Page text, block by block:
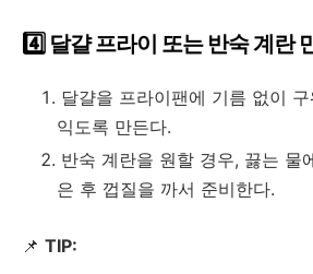
4️⃣ 달걀 프라이 또는 반숙 계란
달걀을 프라이팬에 기름 없이
익도록 만든다.
반숙 계란을 원할 경우, 끓는 물
은 후 껍질을 까서 준비한다.
📌 TIP: